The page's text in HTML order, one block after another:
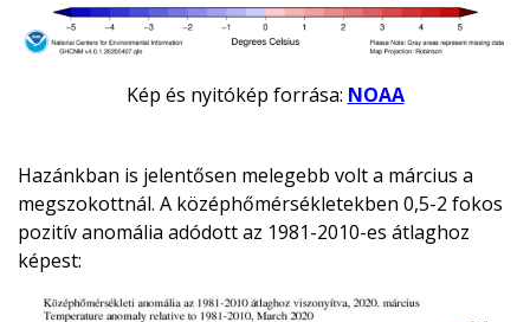
Kép és nyitókép forrása: NOAA
Hazánkban is jelentősen melegebb volt a március a
megszokottnál. A középhőmérsékletekben 0,5-2 fokos
pozitív anomália adódott az 1981-2010-es átlaghoz
képest: